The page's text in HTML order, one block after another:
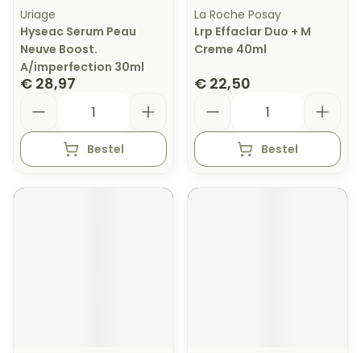
Uriage
Hyseac Serum Peau
Neuve Boost.
A/imperfection 30ml
€ 28,97
Bestel
La Roche Posay
Lrp Effaclar Duo + M
Creme 40ml
€ 22,50
Bestel